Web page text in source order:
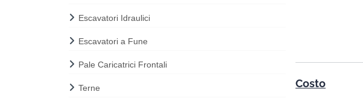
Costo
Escavatori Idraulici
Escavatori a Fune
Pale Caricatrici Frontali
Terne